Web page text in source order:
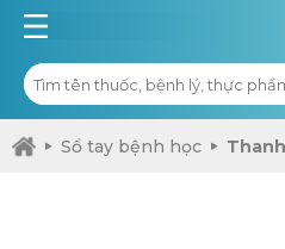
Sổ tay bệnh học